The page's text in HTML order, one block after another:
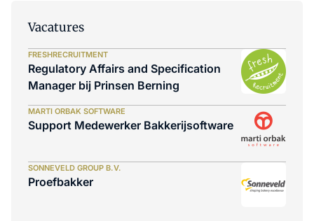
Vacatures
FRESHRECRUITMENT
Regulatory Affairs and Specification
Manager bij Prinsen Berning
MARTI ORBAK SOFTWARE
Support Medewerker Bakkerijsoftware
SONNEVELD GROUP B.V.
Proefbakker